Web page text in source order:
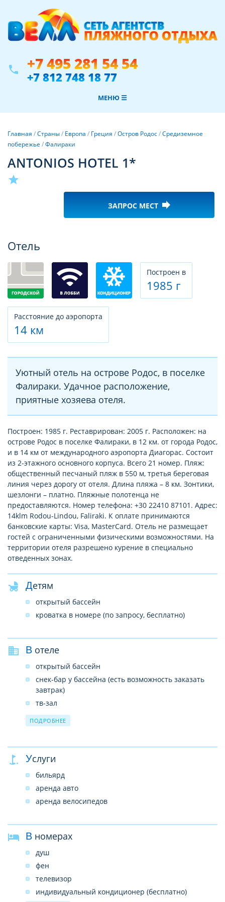
phone +7 495 281 54 54
+7 812 748 18 77
МЕНЮ ☰
Главная /Страны/ Европа / Греция /Остров Родос/Средиземное
побережье /Фалираки
ANTONIOS HOTEL 1*
star
ЗАПРОС МЕСТ forward
Отель
Построен в
1985 г
Расстояние до аэропорта
14 км
Уютный отель на острове Родос, в поселке
Фалираки. Удачное расположение,
приятные хозяева отеля.
Построен: 1985 г. Реставрирован: 2005 г. Расположен: на
острове Родос в поселке Фалираки, в 12 км. от города Родос,
и в 14 км от международного аэропорта Диагорас. Состоит
из 2-этажного основного корпуса. Всего 21 номер. Пляж:
общественный песчаный пляж в 550 м, третья береговая
линия через дорогу от отеля. Длина пляжа – 8 км. Зонтики,
шезлонги – платно. Пляжные полотенца не
предоставляются. Номер телефона: +30 22410 87101. Адрес:
14klm Rodou-Lindou, Faliraki. К оплате принимаются
банковские карты: Visa, MasterCard. Отель не размещает
гостей с ограниченными физическими возможностями. На
территории отеля разрешено курение в специально
отведенных зонах.
Детям
открытый бассейн
кроватка в номере (по запросу, бесплатно)
В отеле
открытый бассейн
снек-бар у бассейна (есть возможность заказать
завтрак)
тв-зал
wi-fi на территории
автопарковка
круглосуточная регистрация
ПОДРОБНЕЕ
Услуги
бильярд
аренда авто
аренда велосипедов
В номерах
душ
фен
телевизор
индивидуальный кондиционер (бесплатно)